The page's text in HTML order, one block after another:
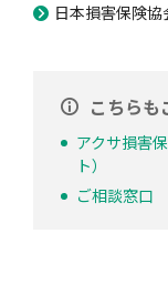
日本損害保険
こちらも
アクサ損害
ト）
ご相談窓口